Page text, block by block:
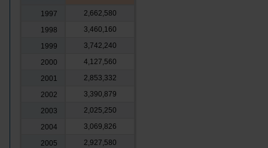
1997
2,662,580
1998
3,460,160
1999
3,742,240
2000
4,127,560
2001
2,853,332
2002
3,390,879
2003
2,025,250
2004
3,069,826
2005
2,927,580